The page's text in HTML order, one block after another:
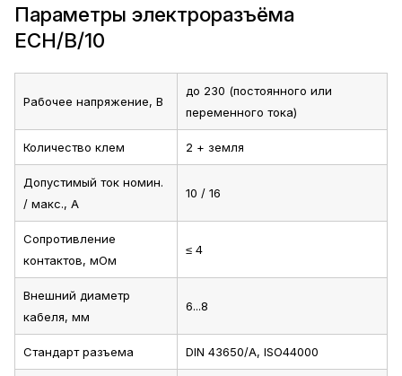
Параметры электроразъёма
ECH/B/10
Рабочее напряжение, В
до 230 (постоянного или
переменного тока)
Количество клем 2 + земля
Допустимый ток номин.
/ макс., А
10 / 16
Сопротивление
контактов, мОм
≤ 4
Внешний диаметр
кабеля, мм
6...8
Стандарт разъема DIN 43650/A, ISO44000